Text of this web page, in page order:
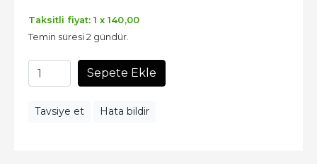
Taksitli fiyat: 1 x 140,00
Temin süresi 2 gündür.
Sepete Ekle
Tavsiye et Hata bildir